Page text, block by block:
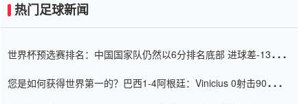
热门足球新闻
世界杯预选赛排名：中国国家队仍然以6分排名底部 进球差-13令人
您是如何获得世界第一的？巴西1-4阿根廷：Vinicius 0射击90分钟